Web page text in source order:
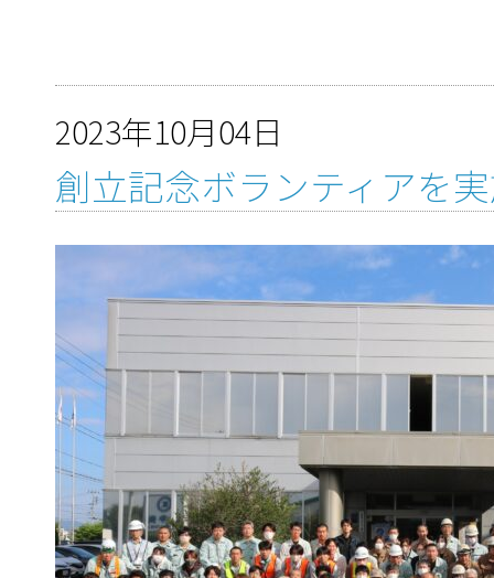
2023年10月04日
創立記念ボランティアを